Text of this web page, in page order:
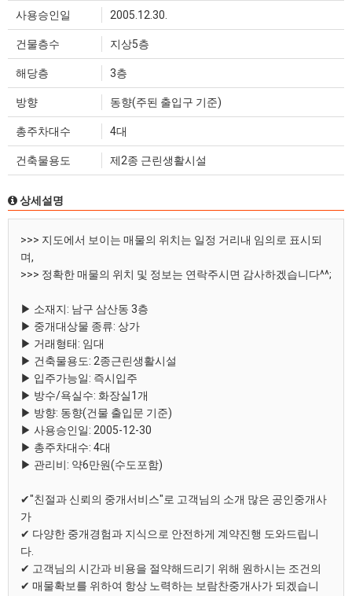
사용승인일 2005.12.30.
건물층수 지상5층
해당층 3층
방향 동향(주된 출입구 기준)
총주차대수 4대
건축물용도 제2종 근린생활시설
상세설명
>>> 지도에서 보이는 매물의 위치는 일정 거리내 임의로 표시되
며,
>>> 정확한 매물의 위치 및 정보는 연락주시면 감사하겠습니다^^;
▶ 소재지: 남구 삼산동 3층
▶ 중개대상물 종류: 상가
▶ 거래형태: 임대
▶ 건축물용도: 2종근린생활시설
▶ 입주가능일: 즉시입주
▶ 방수/욕실수: 화장실1개
▶ 방향: 동향(건물 출입문 기준)
▶ 사용승인일: 2005-12-30
▶ 총주차대수: 4대
▶ 관리비: 약6만원(수도포함)
✔"친절과 신뢰의 중개서비스"로 고객님의 소개 많은 공인중개사
가
✔ 다양한 중개경험과 지식으로 안전하게 계약진행 도와드립니
다.
✔ 고객님의 시간과 비용을 절약해드리기 위해 원하시는 조건의
✔ 매물확보를 위하여 항상 노력하는 보람찬중개사가 되겠습니